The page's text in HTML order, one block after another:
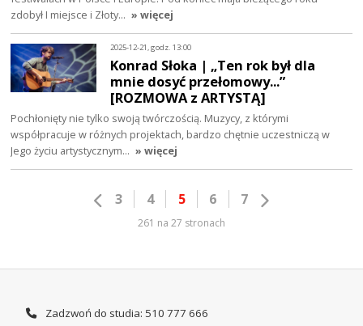
zdobył I miejsce i Złoty… » więcej
2025-12-21, godz. 13:00
Konrad Słoka | „Ten rok był dla
mnie dosyć przełomowy...”
[ROZMOWA z ARTYSTĄ]
Pochłonięty nie tylko swoją twórczością. Muzycy, z którymi
współpracuje w różnych projektach, bardzo chętnie uczestniczą w
Jego życiu artystycznym… » więcej
3 4 5 6 7
261 na 27 stronach
Zadzwoń do studia: 510 777 666